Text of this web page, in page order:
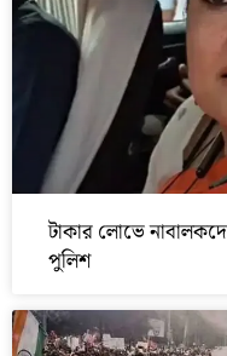
টাকার লোভে
পুলিশ